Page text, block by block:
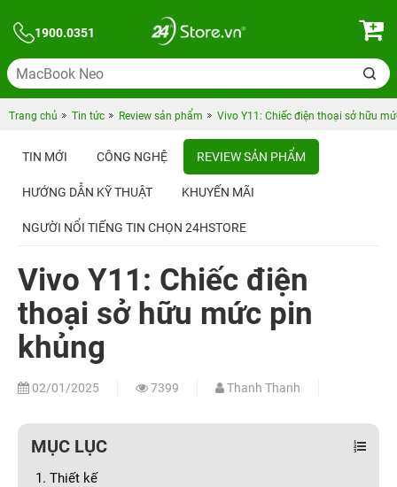
1900.0351
Trang chủ Tin tức Review sản phẩm Vivo Y11: Chiếc điện thoại sở hữu
TIN MỚI CÔNG NGHỆ REVIEW SẢN PHẨM
HƯỚNG DẪN KỸ THUẬT KHUYẾN MÃI
NGƯỜI NỔI TIẾNG TIN CHỌN 24HSTORE
Vivo Y11: Chiếc điện
thoại sở hữu mức pin
khủng
02/01/2025 7399 Thanh Thanh
MỤC LỤC
1. Thiết kế